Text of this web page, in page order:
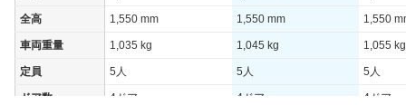
全高 1,550 mm 1,550 mm 1,550
車両重量 1,035 kg 1,045 kg 1,055 kg
定員 5人 5人 5人
ドア数 4ドア 4ドア 4ドア